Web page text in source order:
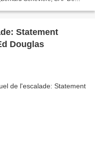
Statement
Douglas